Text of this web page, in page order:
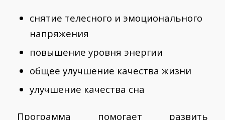
снятие телесного и эмоционального
напряжения
повышение уровня энергии
общее улучшение качества жизни
улучшение качества сна
Программа помогает развить